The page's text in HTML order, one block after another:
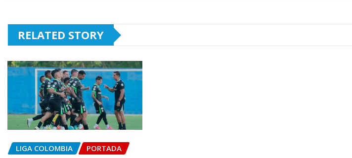
RELATED STORY
LIGA COLOMBIA PORTADA